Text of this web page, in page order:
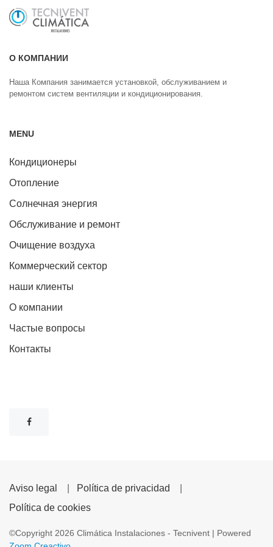
О КОМПАНИИ
Наша Компания занимается установкой, обслуживанием и
ремонтом систем вентиляции и кондиционирования.
MENU
Кондиционеры
Отопление
Солнечная энергия
Обслуживание и ремонт
Очищение воздуха
Коммерческий сектор
наши клиенты
О компании
Частые вопросы
Контакты
Aviso legal Política de privacidad
Política de cookies
©Copyright 2026 Climática Instalaciones - Tecnivent | Powered